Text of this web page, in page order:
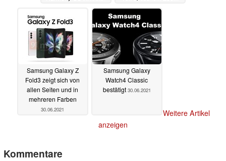
30.06.2021
Samsung Galaxy Z
Fold3 zeigt sich von
allen Seiten und in
mehreren Farben
30.06.2021
Samsung Galaxy
Watch4 Classic
bestätigt 30.06.2021
Weitere Artikel
anzeigen
Kommentare